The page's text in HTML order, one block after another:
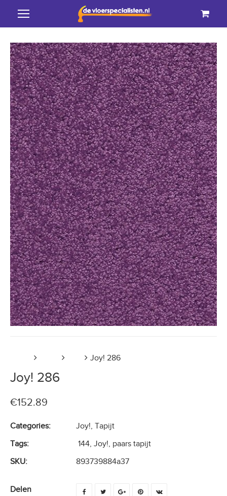
Joy! 286
Joy! 286
€152.89
Categories: Joy!, Tapijt
Tags:
144, Joy!, paars tapijt
SKU:
893739884a37
Delen